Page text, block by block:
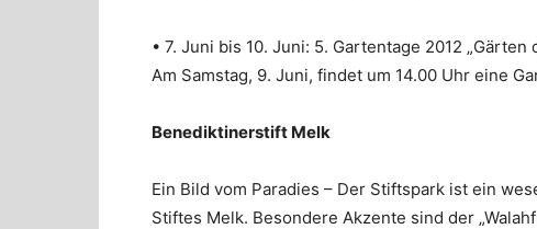
• 7. Juni bis 10. Juni: 5. Gartentage 2012
Am Samstag, 9. Juni, findet um 14.00 Uhr eine
Benediktinerstift Melk
Ein Bild vom Paradies – Der Stiftspark ist ein
Stiftes Melk. Besondere Akzente sind der